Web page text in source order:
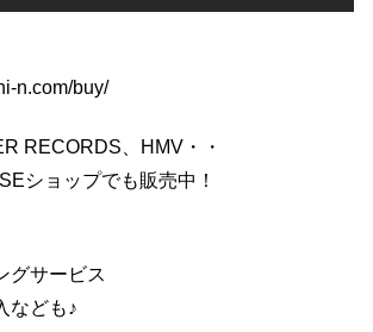
n.com/buy/
RECORDS、HMV・・
ショップでも販売中！
グサービス
なども♪